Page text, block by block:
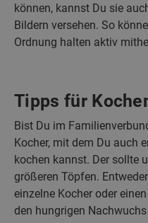
können, kannst Du sie
Bildern versehen. So
Ordnung halten aktiv
Tipps für
Bist Du im
Kocher, mit dem Du auch
kochen kannst. Der sollte
größeren Töpfen.
einzelne Kocher oder
den hungrigen